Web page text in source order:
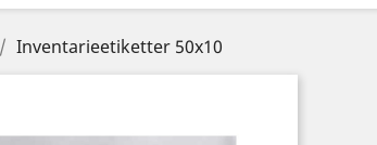
Inventarieetiketter 50x10